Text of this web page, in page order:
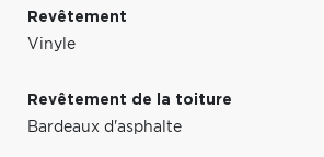
Revêtement
Vinyle
Revêtement de la toiture
Bardeaux d'asphalte